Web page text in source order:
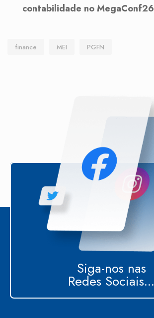
contabilidade no MegaConf26
finance MEI PGFN
Siga-nos nas
Redes Sociais...